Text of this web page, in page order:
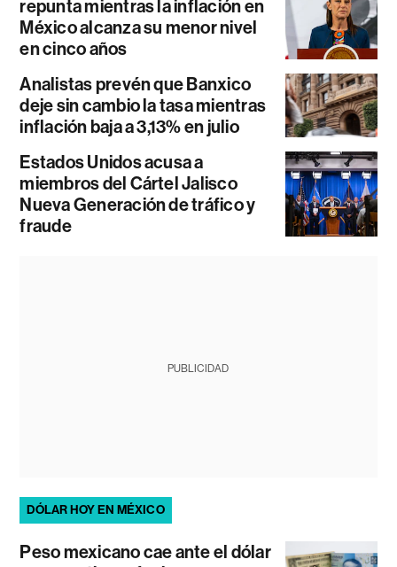
repunta mientras la inflación en
México alcanza su menor nivel
en cinco años
Analistas prevén que Banxico
deje sin cambio la tasa mientras
inflación baja a 3,13% en julio
Estados Unidos acusa a
miembros del Cártel Jalisco
Nueva Generación de tráfico y
fraude
PUBLICIDAD
DÓLAR HOY EN MÉXICO
Peso mexicano cae ante el dólar